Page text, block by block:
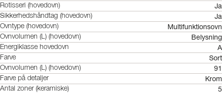
Rotisseri (hovedovn) Ja
Sikkerhedshåndtag (hovedovn) Ja
Ovntype (hovedovn) Multifunktionsovn
Ovnvolumen (L) (hovedovn) Belysning
Energiklasse hovedovn A
Farve Sort
Ovnvolumen (L) (hovedovn) 91
Farve på detaljer Krom
Antal zoner (keramiske) 5